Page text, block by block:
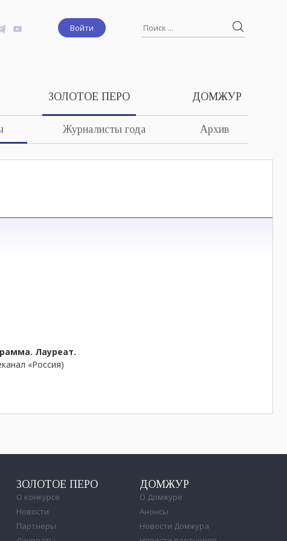
Войти
ЗОЛОТОЕ ПЕРО
Журналисты года Архив
ДОМЖУР
Лауреат.
«Россия)
ЗОЛОТОЕ ПЕРО
О конкурсе
Новости
Партнеры
ДОМЖУР
О Домжуре
Анонсы
Новости Домжура